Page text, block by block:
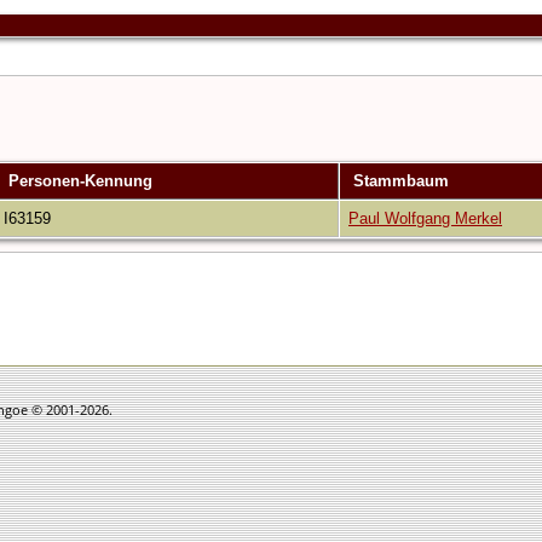
Personen-Kennung Stammbaum
I63159 Paul Wolfgang Merkel
© 2001-2026.